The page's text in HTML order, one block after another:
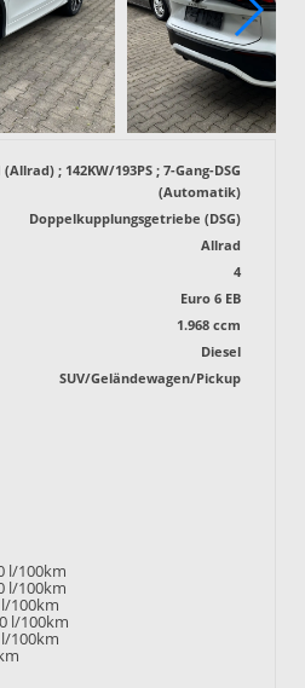
; 142KW/193PS ; 7-Gang-DSG
(Automatik)
Doppelkupplungsgetriebe (DSG)
Allrad
4
Euro 6 EB
1.968 ccm
Diesel
SUV/Geländewagen/Pickup
l/100km
l/100km
100km
l/100km
100km